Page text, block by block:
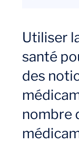
Utiliser
santé
des
nombre